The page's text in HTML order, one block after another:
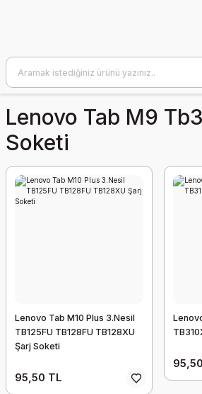
Lenovo Tab M9
Soketi
Lenovo Tab M10 Plus 3.Nesil
TB125FU TB128FU TB128XU
Şarj Soketi
95,50 TL